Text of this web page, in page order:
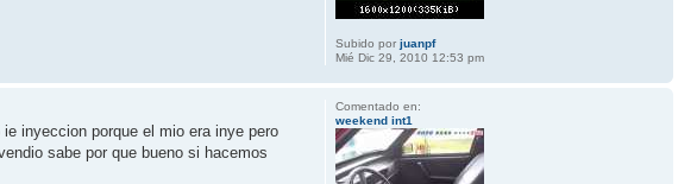
Subido por juanpf
Mié Dic 29, 2010 12:53 pm
inyeccion porque el mio era inye pero
sabe por que bueno si hacemos
Comentado en:
weekend int1